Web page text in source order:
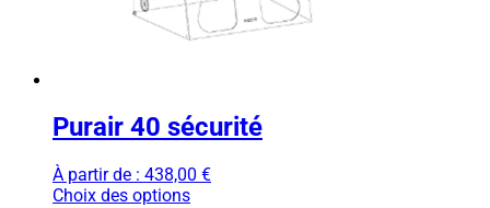
Purair 40 sécurité
À partir de : 438,00 €
Choix des options